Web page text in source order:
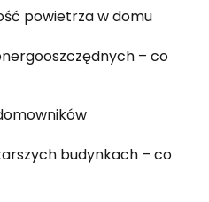
powietrza w domu
– co
budynkach – co